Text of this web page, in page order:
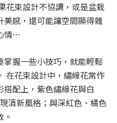
花束設計不協調，或是盆栽
感，還可能讓空間顯得雜
情…
握一些小技巧，就能輕鬆
在花束設計中，繡線花常作
配上，紫色繡線花與白
清新風格；與深紅色、橘色